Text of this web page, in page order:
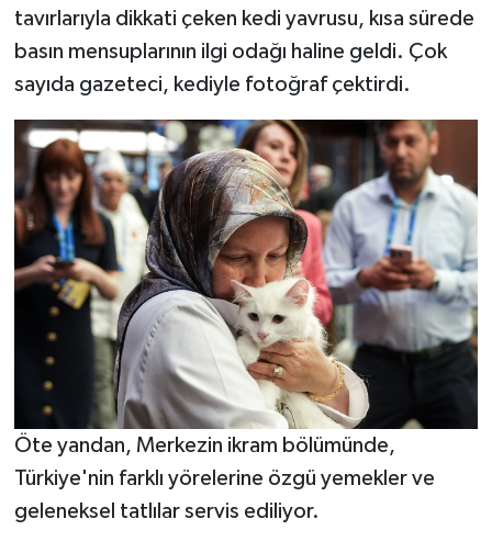
tavırlarıyla dikkati çeken kedi yavrusu, kısa sürede
basın mensuplarının ilgi odağı haline geldi. Çok
sayıda gazeteci, kediyle fotoğraf çektirdi.
Öte yandan, Merkezin ikram bölümünde,
Türkiye'nin farklı yörelerine özgü yemekler ve
geleneksel tatlılar servis ediliyor.